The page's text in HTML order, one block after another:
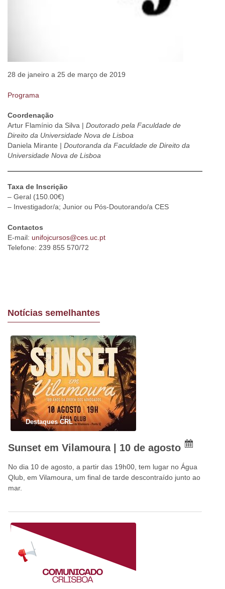
28 de janeiro a 25 de março de 2019
Programa
Coordenação
Artur Flamínio da Silva | Doutorado pela Faculdade de
Direito da Universidade Nova de Lisboa
Daniela Mirante | Doutoranda da Faculdade de Direito da
Universidade Nova de Lisboa
Taxa de Inscrição
– Geral (150.00€)
– Investigador/a; Junior ou Pós-Doutorando/a CES
Contactos
E-mail: unifojcursos@ces.uc.pt
Telefone: 239 855 570/72
Notícias semelhantes
Destaques CRL
Sunset em Vilamoura | 10 de agosto
No dia 10 de agosto, a partir das 19h00, tem lugar no Água
Qlub, em Vilamoura, um final de tarde descontraído junto ao
mar.